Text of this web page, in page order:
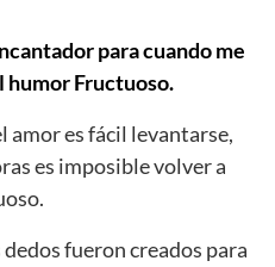
para cuando me
humor Fructuoso.
amor es fácil levantarse,
es imposible volver a
fueron creados para